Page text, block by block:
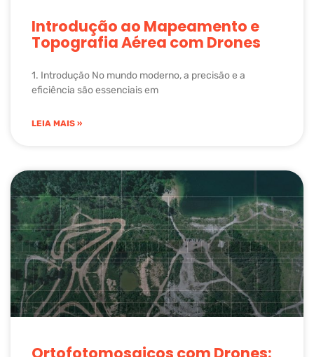
Introdução ao Mapeamento e
Topografia Aérea com Drones
1. Introdução No mundo moderno, a precisão e a
eficiência são essenciais em
LEIA MAIS »